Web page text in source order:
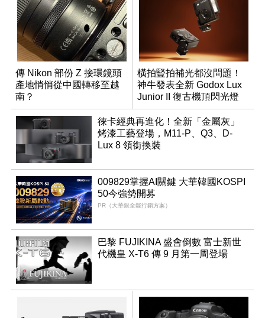
傳 Nikon 部份 Z 接環鏡頭
產地悄悄從中國轉移至越
南？
橫拍豎拍補光都沒問題！
神牛發表全新 Godox Lux
Junior II 復古機頂閃光燈
徠卡經典再進化！全新「金屬灰」
烤漆工藝登場，M11-P、Q3、D-
Lux 8 領銜換裝
009829掌握AI關鍵 大華韓國KOSPI
50今強勢開募
PR（大華銀全能行銷方案）
巴黎 FUJIKINA 盛會倒數 富士新世
代機皇 X-T6 傳 9 月第一周登場